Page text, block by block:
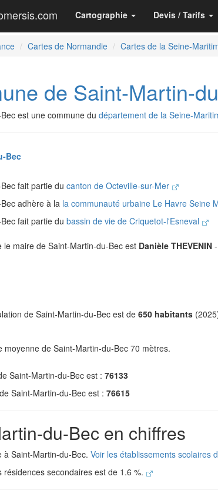
Cartographie Devis / Tarifs
Cartes de Normandie Cartes de la Seine-
de Saint-Martin-
est une commune du département de la Seine-
Bec
fait partie du canton de Octeville-sur-Mer
adhère à la la communauté urbaine Le Havre Seine
fait partie du bassin de vie de Criquetot-l'Esneval
le maire de Saint-Martin-du-Bec est Danièle THEVENIN
de Saint-Martin-du-Bec est de 650 habitants
moyenne de Saint-Martin-du-Bec 70 mètres.
Saint-Martin-du-Bec est : 76133
Saint-Martin-du-Bec est : 76615
du-Bec en chiffres
Saint-Martin-du-Bec. Voir les établissements scolaires
secondaires est de 1.6 %.